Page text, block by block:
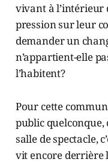
vivant à l’intérieur
pression sur leur
demander un
n’appartient-elle
l’habitent?
Pour cette
public quelconque,
salle de spectacle,
vit encore derrière